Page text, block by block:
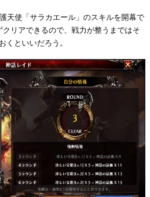
天使「サラカエール」のスキルを開幕で
リアできるので、戦力が整うまではそ
くといいだろう。